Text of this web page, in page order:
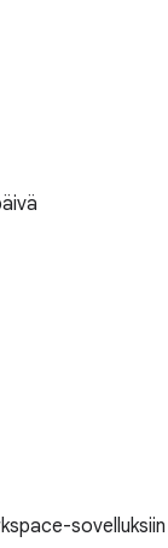
sovelluksiin